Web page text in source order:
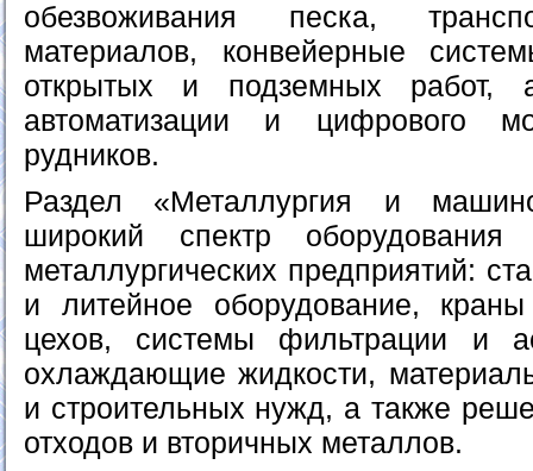
обезвоживания песка,
материалов, конвейерные
открытых и подземных работ,
автоматизации и цифрового
рудников.
Раздел «Металлургия и
широкий спектр
металлургических предприятий:
и литейное оборудование,
цехов, системы фильтрации и
охлаждающие жидкости,
и строительных нужд, а также
отходов и вторичных металлов.